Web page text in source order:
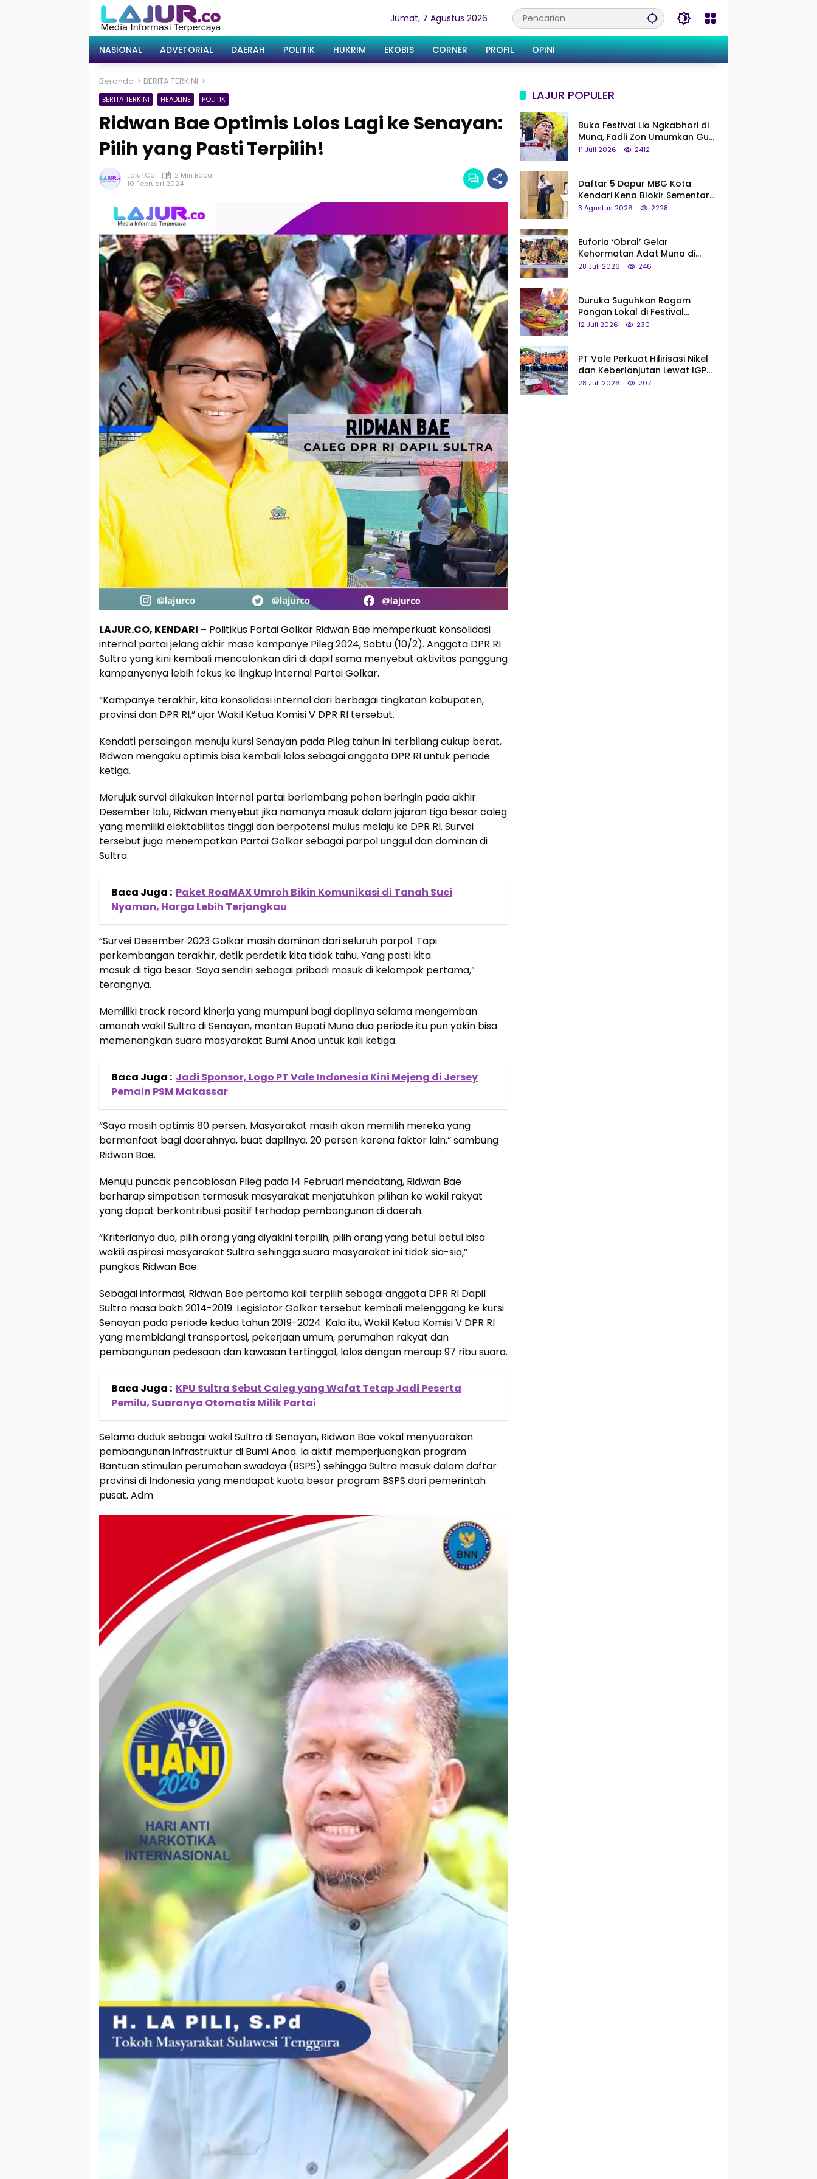
Jumat, 7 Agustus 2026
NASIONAL ADVETORIAL DAERAH POLITIK HUKRIM EKOBIS CORNER PROFIL OPINI
Beranda BERITA TERKINI
BERITA TERKINI HEADLINE POLITIK
Ridwan Bae Optimis Lolos Lagi ke Senayan:
Pilih yang Pasti Terpilih!
Lajur.co
2 Min Baca
10 Februari 2024
LAJUR.CO, KENDARI – Politikus Partai Golkar Ridwan Bae memperkuat konsolidasi
internal partai jelang akhir masa kampanye Pileg 2024, Sabtu (10/2). Anggota DPR RI
Sultra yang kini kembali mencalonkan diri di dapil sama menyebut aktivitas panggung
kampanyenya lebih fokus ke lingkup internal Partai Golkar.
“Kampanye terakhir, kita konsolidasi internal dari berbagai tingkatan kabupaten,
provinsi dan DPR RI,” ujar Wakil Ketua Komisi V DPR RI tersebut.
Kendati persaingan menuju kursi Senayan pada Pileg tahun ini terbilang cukup berat,
Ridwan mengaku optimis bisa kembali lolos sebagai anggota DPR RI untuk periode
ketiga.
Merujuk survei dilakukan internal partai berlambang pohon beringin pada akhir
Desember lalu, Ridwan menyebut jika namanya masuk dalam jajaran tiga besar caleg
yang memiliki elektabilitas tinggi dan berpotensi mulus melaju ke DPR RI. Survei
tersebut juga menempatkan Partai Golkar sebagai parpol unggul dan dominan di
Sultra.
Baca Juga : Paket RoaMAX Umroh Bikin Komunikasi di Tanah Suci
Nyaman, Harga Lebih Terjangkau
“Survei Desember 2023 Golkar masih dominan dari seluruh parpol. Tapi
perkembangan terakhir, detik perdetik kita tidak tahu. Yang pasti kita
masuk di tiga besar. Saya sendiri sebagai pribadi masuk di kelompok pertama,”
terangnya.
Memiliki track record kinerja yang mumpuni bagi dapilnya selama mengemban
amanah wakil Sultra di Senayan, mantan Bupati Muna dua periode itu pun yakin bisa
memenangkan suara masyarakat Bumi Anoa untuk kali ketiga.
Baca Juga : Jadi Sponsor, Logo PT Vale Indonesia Kini Mejeng di Jersey
Pemain PSM Makassar
“Saya masih optimis 80 persen. Masyarakat masih akan memilih mereka yang
bermanfaat bagi daerahnya, buat dapilnya. 20 persen karena faktor lain,” sambung
Ridwan Bae.
Menuju puncak pencoblosan Pileg pada 14 Februari mendatang, Ridwan Bae
berharap simpatisan termasuk masyarakat menjatuhkan pilihan ke wakil rakyat
yang dapat berkontribusi positif terhadap pembangunan di daerah.
“Kriterianya dua, pilih orang yang diyakini terpilih, pilih orang yang betul betul bisa
wakili aspirasi masyarakat Sultra sehingga suara masyarakat ini tidak sia-sia,”
pungkas Ridwan Bae.
Sebagai informasi, Ridwan Bae pertama kali terpilih sebagai anggota DPR RI Dapil
Sultra masa bakti 2014-2019. Legislator Golkar tersebut kembali melenggang ke kursi
Senayan pada periode kedua tahun 2019-2024. Kala itu, Wakil Ketua Komisi V DPR RI
yang membidangi transportasi, pekerjaan umum, perumahan rakyat dan
pembangunan pedesaan dan kawasan tertinggal, lolos dengan meraup 97 ribu suara.
Baca Juga : KPU Sultra Sebut Caleg yang Wafat Tetap Jadi Peserta
Pemilu, Suaranya Otomatis Milik Partai
Selama duduk sebagai wakil Sultra di Senayan, Ridwan Bae vokal menyuarakan
pembangunan infrastruktur di Bumi Anoa. Ia aktif memperjuangkan program
Bantuan stimulan perumahan swadaya (BSPS) sehingga Sultra masuk dalam daftar
provinsi di Indonesia yang mendapat kuota besar program BSPS dari pemerintah
pusat. Adm
LAJUR POPULER
Buka Festival Lia Ngkabhori di
Muna, Fadli Zon Umumkan Gua
Metanduno Segera Naik Status
11 Juli 2026 2412
Daftar 5 Dapur MBG Kota
Kendari Kena Blokir Sementara
dari Pusat
3 Agustus 2026 2228
Euforia ‘Obral’ Gelar
Kehormatan Adat Muna di
Silaturahmi KKMM, Ridwan Bae:
28 Juli 2026 246
Duruka Suguhkan Ragam
Pangan Lokal di Festival
Liangkobhori, Dari Umbi Rebus
12 Juli 2026 230
PT Vale Perkuat Hilirisasi Nikel
dan Keberlanjutan Lewat IGP
Morowali
28 Juli 2026 207